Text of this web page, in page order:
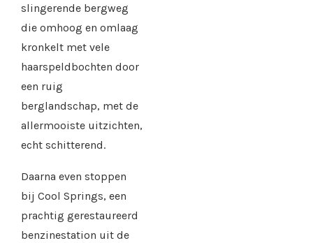
slingerende bergweg
die omhoog en omlaag
kronkelt met vele
haarspeldbochten door
een ruig
berglandschap, met de
allermooiste uitzichten,
echt schitterend.
Daarna even stoppen
bij Cool Springs, een
prachtig gerestaureerd
benzinestation uit de